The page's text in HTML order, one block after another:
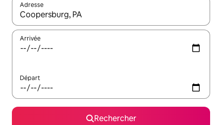
Adresse
Lorsque les résultats s'affichent, utilisez les flèches vers le
Arrivée
Départ
Rechercher